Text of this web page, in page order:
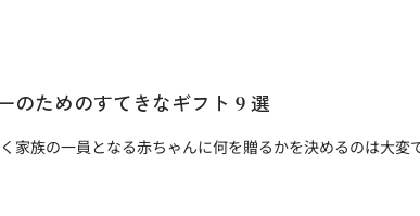
のためのすてきなギフト 9 選
家族の一員となる赤ちゃんに何を贈るかを決めるのは大変